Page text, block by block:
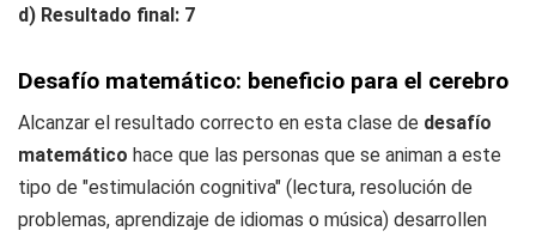
d) Resultado final: 7
Desafío matemático: beneficio para el cerebro
Alcanzar el resultado correcto en esta clase de desafío
matemático hace que las personas que se animan a este
tipo de "estimulación cognitiva" (lectura, resolución de
problemas, aprendizaje de idiomas o música) desarrollen